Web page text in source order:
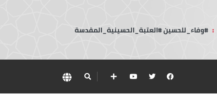
: #وفاء_للحسين #العتبة_الحسينية_المقدسة